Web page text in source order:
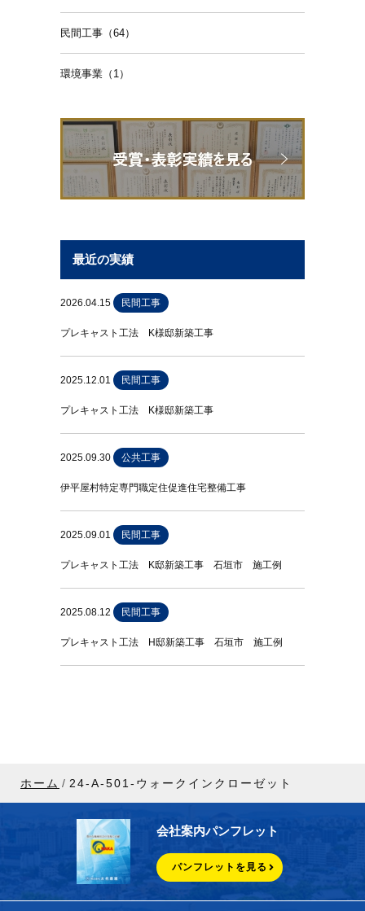
民間工事（64）
環境事業（1）
最近の実績
2026.04.15 民間工事
プレキャスト工法 K様邸新築工事
2025.12.01 民間工事
プレキャスト工法 K様邸新築工事
2025.09.30 公共工事
伊平屋村特定専門職定住促進住宅整備工事
2025.09.01 民間工事
プレキャスト工法 K邸新築工事 石垣市 施工例
2025.08.12 民間工事
プレキャスト工法 H邸新築工事 石垣市 施工例
ホーム 24-A-501-ウォークインクローゼット
会社案内パンフレット
パンフレットを見る